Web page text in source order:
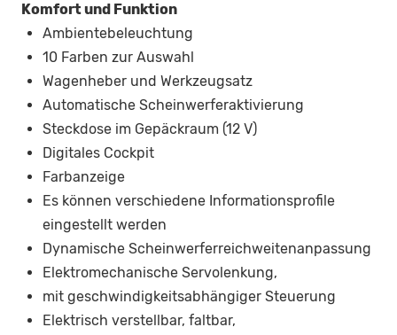
Komfort und Funktion
Ambientebeleuchtung
10 Farben zur Auswahl
Wagenheber und Werkzeugsatz
Automatische Scheinwerferaktivierung
Steckdose im Gepäckraum (12 V)
Digitales Cockpit
Farbanzeige
Es können verschiedene Informationsprofile
eingestellt werden
Dynamische Scheinwerferreichweitenanpassung
Elektromechanische Servolenkung,
mit geschwindigkeitsabhängiger Steuerung
Elektrisch verstellbar, faltbar,